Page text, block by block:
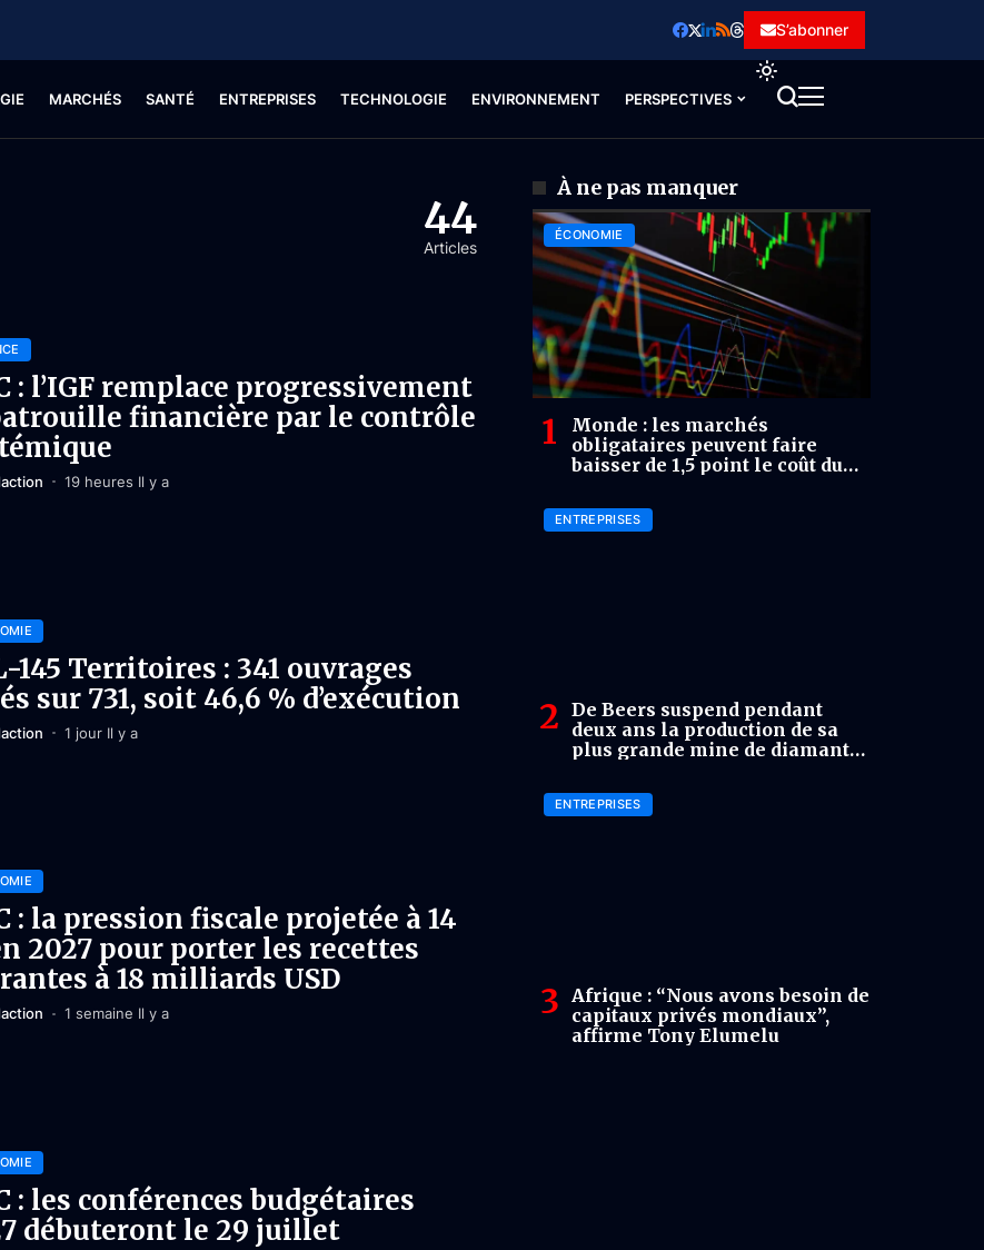
S’abonner
MARCHÉS SANTÉ ENTREPRISES TECHNOLOGIE ENVIRONNEMENT PERSPECTIVES
44
Articles
: l’IGF remplace progressivement
financière par le contrôle
19 heures Il y a
145 Territoires : 341 ouvrages
sur 731, soit 46,6 % d’exécution
1 jour Il y a
: la pression fiscale projetée à 14
2027 pour porter les recettes
à 18 milliards USD
1 semaine Il y a
: les conférences budgétaires
débuteront le 29 juillet
À ne pas manquer
ÉCONOMIE
Monde : les marchés
obligataires peuvent faire
baisser de 1,5 point le coût du
ENTREPRISES
De Beers suspend pendant
deux ans la production de sa
plus grande mine de diamants
ENTREPRISES
Afrique : “Nous avons besoin de
capitaux privés mondiaux”,
affirme Tony Elumelu